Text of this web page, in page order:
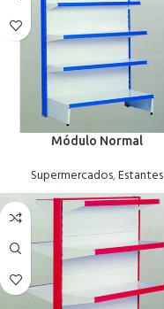
Módulo Normal
Supermercados,Estantes